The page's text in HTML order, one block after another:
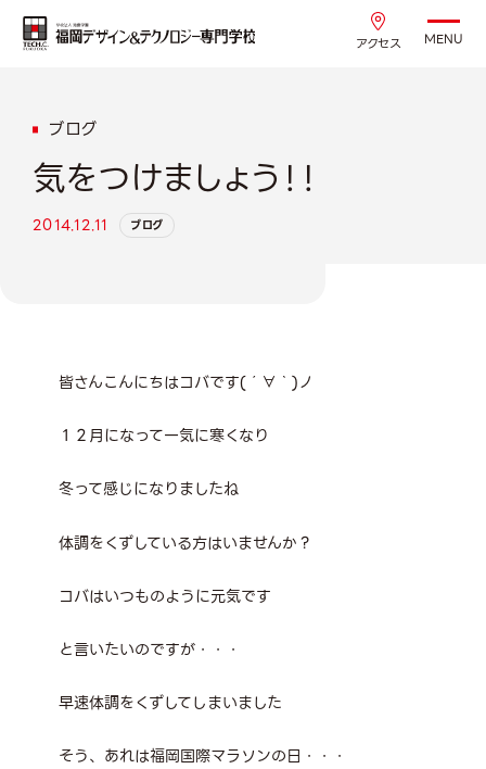
アクセス MENU
ブログ
気をつけましょう！！
2014.12.11 ブログ
皆さんこんにちはコバです(´∀｀)ノ
１２月になって一気に寒くなり
冬って感じになりましたね
体調をくずしている方はいませんか？
コバはいつものように元気です
と言いたいのですが・・・
早速体調をくずしてしまいました
そう、あれは福岡国際マラソンの日・・・